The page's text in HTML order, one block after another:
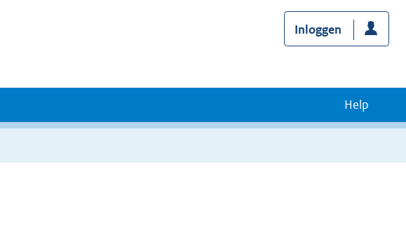
Inloggen
Help